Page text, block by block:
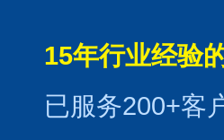
15年行业经验
已服务200+客